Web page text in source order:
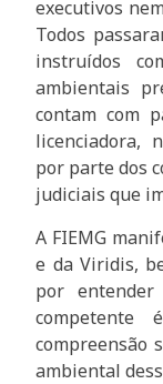
executivos
Todos
instruídos
ambientais
contam com
licenciadora,
por parte dos
judiciais que
A FIEMG
e da Viridis,
por
competente
compreensão
ambiental